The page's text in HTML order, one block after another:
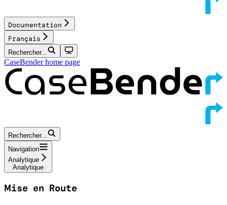
Documentation
Français
Rechercher...
CaseBenderhome page
Rechercher...
Navigation
Analytique
Analytique
Mise en Route